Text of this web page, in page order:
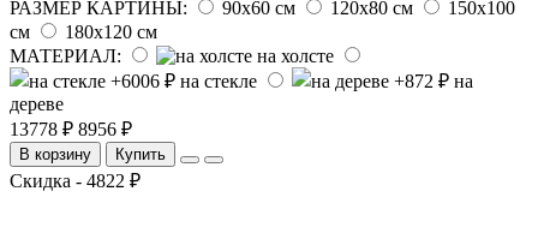
РАЗМЕР КАРТИНЫ:
90х60 см 120х80 см
150х100
см
180х120 см
МАТЕРИАЛ:
на холсте
на стекле
на
дереве
13778 ₽ 8956 ₽
В корзину Купить
Скидка - 4822 ₽